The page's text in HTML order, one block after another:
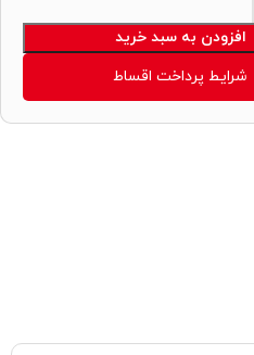
افزودن به سبد خرید
شرایط پرداخت اقساط